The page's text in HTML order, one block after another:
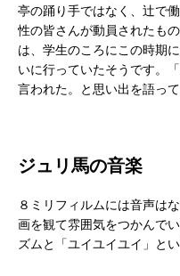
亭の踊り手ではなく、辻で
性の皆さんが動員されたも
は、学生のころにこの時期
いに行っていたそうです。
言われた。と思い出を語って
ジュリ馬の音楽
８ミリフィルムには音声は
画を観て雰囲気をつかんで
ズムと「ユイユイユイ」と